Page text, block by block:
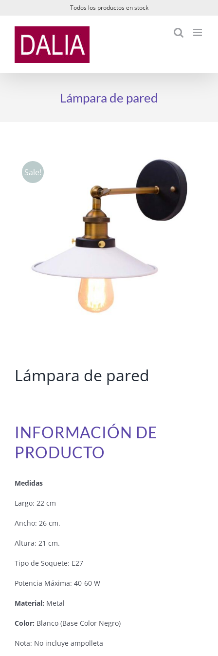
contenido
Todos los productos en stock
Lámpara de pared
Sale!
Lámpara de pared
INFORMACIÓN DE
PRODUCTO
Medidas
Largo: 22 cm
Ancho: 26 cm.
Altura: 21 cm.
Tipo de Soquete: E27
Potencia Máxima: 40-60 W
Material: Metal
Color: Blanco (Base Color Negro)
Nota: No incluye ampolleta